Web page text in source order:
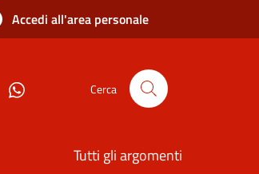
Accedi all'area personale
Cerca
Tutti gli argomenti